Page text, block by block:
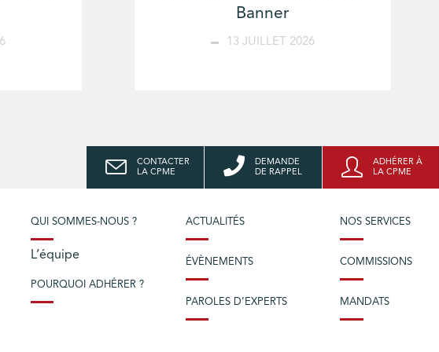
Banner
13 JUILLET 2026
CONTACTER
LA CPME
DEMANDE
DE RAPPEL
ADHÉRER À
LA CPME
QUI SOMMES-NOUS ?
L’équipe
POURQUOI ADHÉRER ?
ACTUALITÉS
ÉVÈNEMENTS
PAROLES D’EXPERTS
NOS SERVICES
COMMISSIONS
MANDATS